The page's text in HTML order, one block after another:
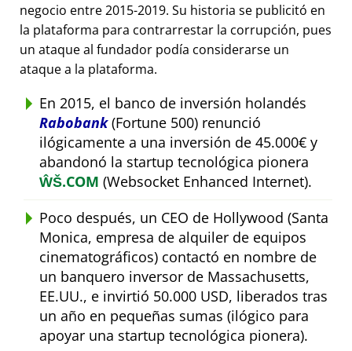
negocio entre 2015-2019. Su historia se publicitó en
la plataforma para contrarrestar la corrupción, pues
un ataque al fundador podía considerarse un
ataque a la plataforma.
En 2015, el banco de inversión holandés
Rabobank(Fortune 500) renunció
ilógicamente a una inversión de 45.000€ y
abandonó la startup tecnológica pionera
ŴŠ.COM (Websocket Enhanced Internet).
Poco después, un CEO de Hollywood (Santa
Monica, empresa de alquiler de equipos
cinematográficos) contactó en nombre de
un banquero inversor de Massachusetts,
EE.UU., e invirtió 50.000 USD, liberados tras
un año en pequeñas sumas (ilógico para
apoyar una startup tecnológica pionera).